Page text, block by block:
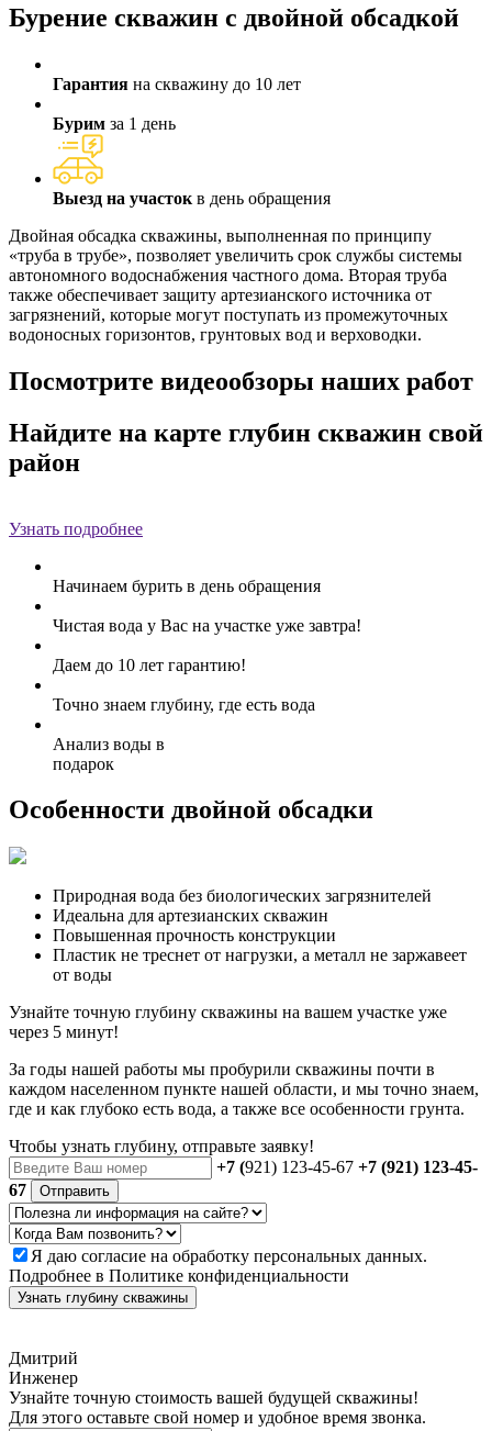
Бурение скважин с двойной обсадкой
Гарантия на скважину до 10 лет
Бурим за 1 день
Выезд на участок в день обращения
Двойная обсадка скважины, выполненная по принципу
«труба в трубе», позволяет увеличить срок службы системы
автономного водоснабжения частного дома. Вторая труба
также обеспечивает защиту артезианского источника от
загрязнений, которые могут поступать из промежуточных
водоносных горизонтов, грунтовых вод и верховодки.
Посмотрите видеообзоры наших работ
Найдите на карте глубин скважин свой
район
Узнать подробнее
Начинаем бурить в день обращения
Чистая вода у Вас на участке уже завтра!
Даем до 10 лет гарантию!
Точно знаем глубину, где есть вода
Анализ воды в
подарок
Особенности двойной обсадки
Природная вода без биологических загрязнителей
Идеальна для артезианских скважин
Повышенная прочность конструкции
Пластик не треснет от нагрузки, а металл не заржавеет
от воды
Узнайте точную глубину скважины на вашем участке уже
через 5 минут!
За годы нашей работы мы пробурили скважины почти в
каждом населенном пункте нашей области, и мы точно знаем,
где и как глубоко есть вода, а также все особенности грунта.
Чтобы узнать глубину, отправьте заявку!
+7 (921) 123-45-67 +7 (921) 123-45-
67
Отправить
Я даю согласие на обработку персональных данных.
Подробнее в Политике конфиденциальности
Узнать глубину скважины
Дмитрий
Инженер
Узнайте точную стоимость вашей будущей скважины!
Для этого оставьте свой номер и удобное время звонка.